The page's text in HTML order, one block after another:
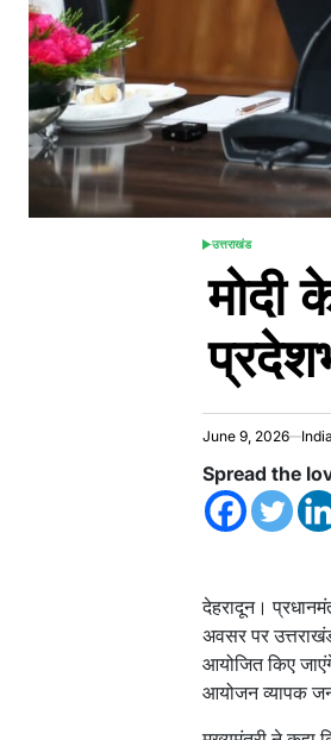
POSTED
उत्तराखंड
मोदी
June 9, 2026
Spread the
देहरादून।
अवसर पर
आयोजित किए
आयोजन व्यापक